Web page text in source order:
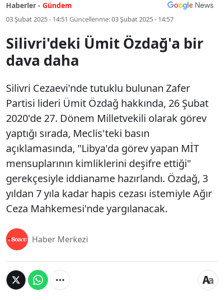
Haberler - Gündem
03 Şubat 2025 - 14:51 Güncellenme:03 Şubat 2025 - 14:57
Silivri'deki Ümit Özdağ'a bir
dava daha
Silivri Cezaevi'nde tutuklu bulunan Zafer
Partisi lideri Ümit Özdağ hakkında, 26 Şubat
2020'de 27. Dönem Milletvekili olarak görev
yaptığı sırada, Meclis'teki basın
açıklamasında, "Libya'da görev yapan MİT
mensuplarının kimliklerini deşifre ettiği"
gerekçesiyle iddianame hazırlandı. Özdağ, 3
yıldan 7 yıla kadar hapis cezası istemiyle Ağır
Ceza Mahkemesi'nde yargılanacak.
Haber Merkezi